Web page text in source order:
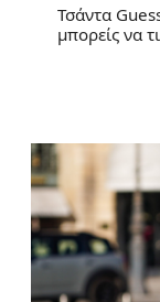
Τσάντα
μπορείς να